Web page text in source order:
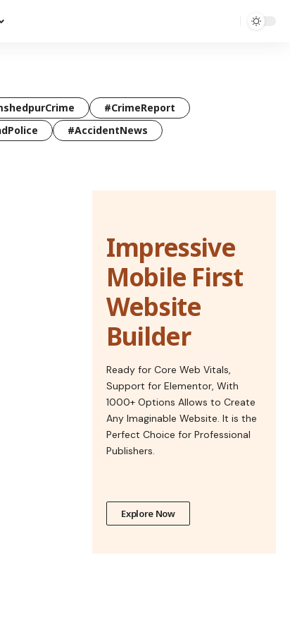
#CrimeReport
#AccidentNews
Impressive
Mobile First
Website
Builder
Ready for Core Web Vitals,
Support for Elementor, With
1000+ Options Allows to Create
Any Imaginable Website. It is the
Perfect Choice for Professional
Publishers.
Explore Now